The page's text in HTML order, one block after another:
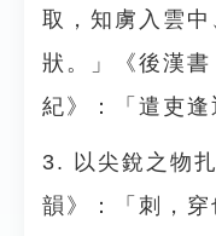
取，知虜入雲
狀。」《後漢
紀》：「遣吏逢
3. 以尖銳之物
韻》：「刺，